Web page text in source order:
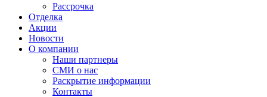
Рассрочка
Отделка
Акции
Новости
О компании
Наши партнеры
СМИ о нас
Раскрытие информации
Контакты